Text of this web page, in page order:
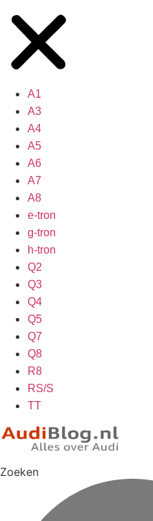
A1
A3
A4
A5
A6
A7
A8
e-tron
g-tron
h-tron
Q2
Q3
Q4
Q5
Q7
Q8
R8
RS/S
TT
Zoeken